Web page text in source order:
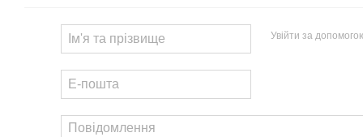
Увійти за